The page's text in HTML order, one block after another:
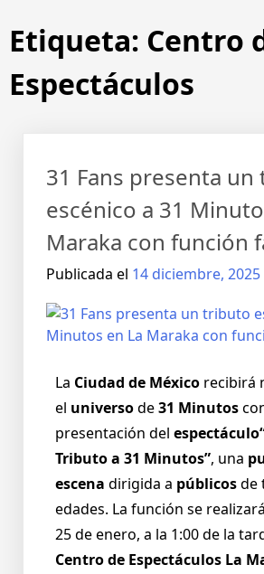
Etiqueta: Centro
Espectáculos
31 Fans presenta
escénico a 31
Maraka con función
Publicada el 14 diciembre, 2025
La Ciudad de México recibirá
el universode31 Minutos
presentación del espectáculo
Tributo a 31 Minutos”, una
escena dirigida a públicosde
edades. La función se
25 de enero, a la 1:00 de la
Centro de Espectáculos La